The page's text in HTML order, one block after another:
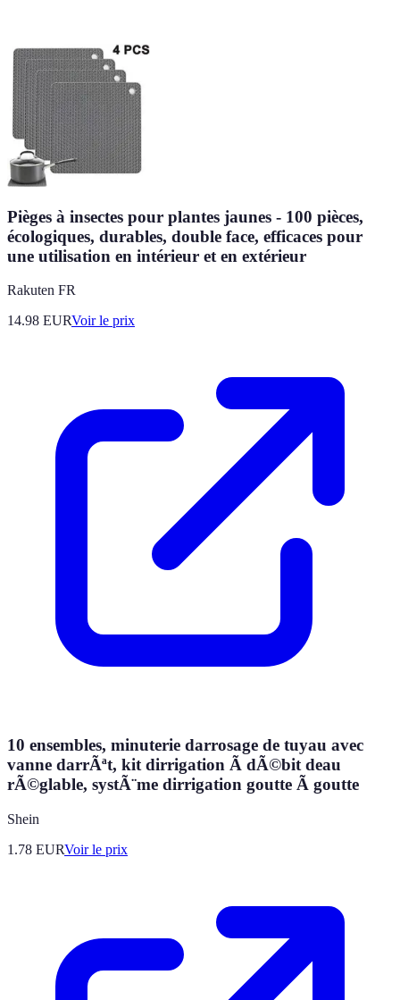
Pièges à insectes pour plantes jaunes - 100 pièces,
écologiques, durables, double face, efficaces pour
une utilisation en intérieur et en extérieur
Rakuten FR
14.98 EURVoir le prix
10 ensembles, minuterie darrosage de tuyau avec
vanne darrÃªt, kit dirrigation Ã dÃ©bit deau
rÃ©glable, systÃ¨me dirrigation goutte Ã goutte
Shein
1.78 EURVoir le prix